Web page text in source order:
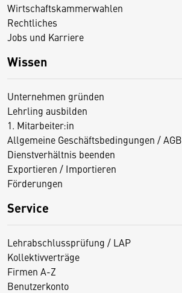
Wirtschaftskammerwahlen
Rechtliches
Jobs und Karriere
Wissen
Unternehmen gründen
Lehrling ausbilden
1. Mitarbeiter:in
Allgemeine Geschäftsbedingungen / AGB
Dienstverhältnis beenden
Exportieren / Importieren
Förderungen
Service
Lehrabschlussprüfung / LAP
Kollektivverträge
Firmen A-Z
Benutzerkonto